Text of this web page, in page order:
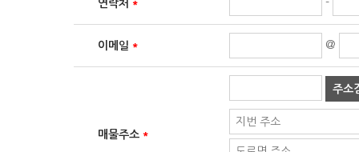
연락처 *
이메일 * @
매물주소 *